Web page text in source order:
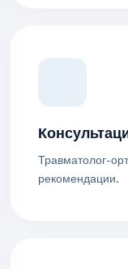
Травматолог-
рекомендации.